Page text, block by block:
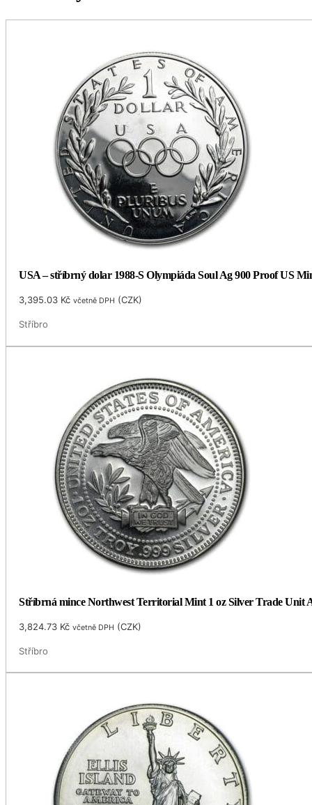
USA – stříbrný dolar 1988-S Olympiáda Soul Ag 900 Proof US
3,395.03 Kč včetně DPH (CZK)
Stříbro
Stříbrná mince Northwest Territorial Mint 1 oz Silver Trade Unit
3,824.73 Kč včetně DPH (CZK)
Stříbro